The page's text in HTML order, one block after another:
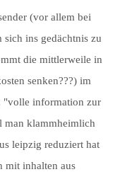
(vor allem bei
ins gedächtnis zu
die mittlerweile in
senken???) im
"volle information zur
man klammheimlich
leipzig reduziert hat
mit inhalten aus